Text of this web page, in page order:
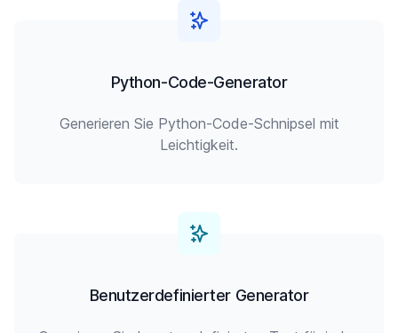
Python-Code-Generator
Generieren Sie Python-Code-Schnipsel mit
Leichtigkeit.
Benutzerdefinierter Generator